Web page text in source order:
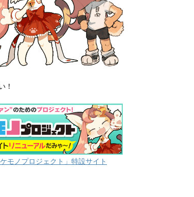
！
モノプロジェクト」特設サイト